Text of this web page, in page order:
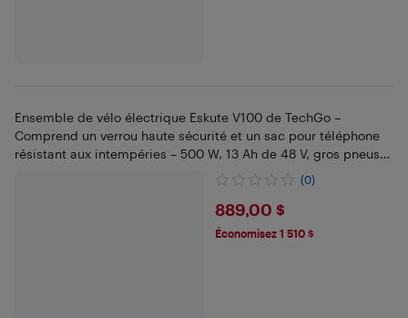
Ensemble de vélo électrique Eskute V100 de TechGo –
Comprend un verrou haute sécurité et un sac pour téléphone
résistant aux intempéries – 500 W, 13 Ah de 48 V, gros pneus
(0)
$889
889,00 $
Économisez 1 510 $